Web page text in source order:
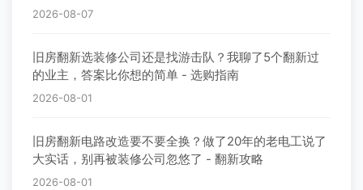
2026-08-07
旧房翻新选装修公司还是找游击队？我聊了5个翻新过
的业主，答案比你想的简单 - 选购指南
2026-08-01
旧房翻新电路改造要不要全换？做了20年的老电工说了
大实话，别再被装修公司忽悠了 - 翻新攻略
2026-08-01